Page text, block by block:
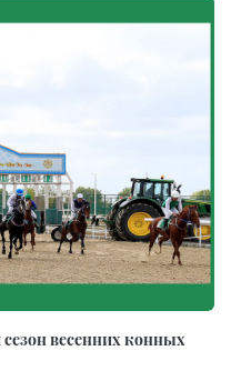
весенних конных